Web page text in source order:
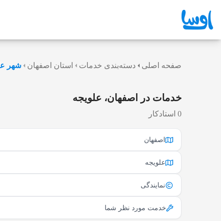
صفحه اصلی دسته‌بندی خدمات استان اصفهان شهر
خدمات در اصفهان، علویجه
0 استادکار
اصفهان
علویجه
نمایندگی
خدمت مورد نظر شما